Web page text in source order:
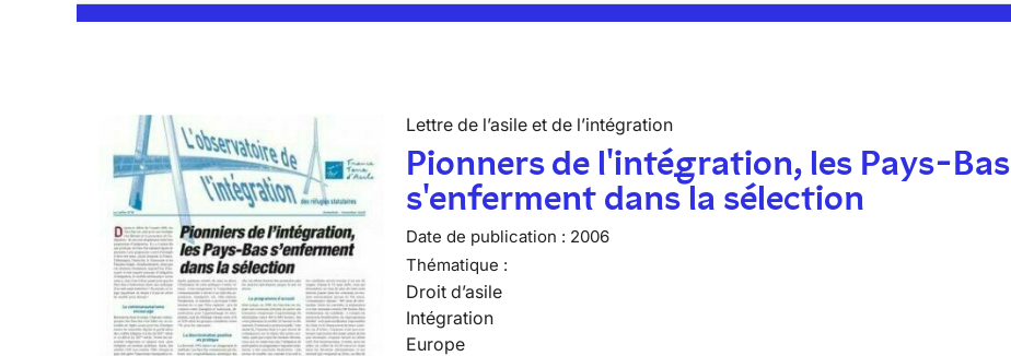
Lettre de l’asile et de l’intégration
Pionners de l'intégration, les Pays-Bas
s'enferment dans la sélection
Date de publication : 2006
Thématique :
Droit d’asile
Intégration
Europe